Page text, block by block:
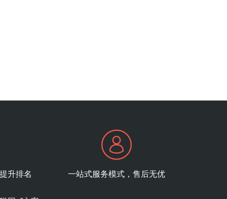
升排名 一站式服务模式，售后无优